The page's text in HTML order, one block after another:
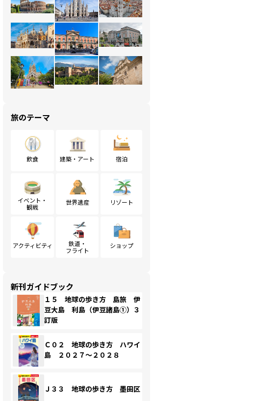
旅のテーマ
飲食 建築・アート 宿泊
イベント・
観戦
世界遺産 リゾート
アクティビティ
鉄道・
フライト
ショップ
新刊ガイドブック
１５ 地球の歩き方 島旅 伊
豆大島 利島（伊豆諸島①）３
訂版
Ｃ０２ 地球の歩き方 ハワイ
島 ２０２７～２０２８
Ｊ３３ 地球の歩き方 墨田区